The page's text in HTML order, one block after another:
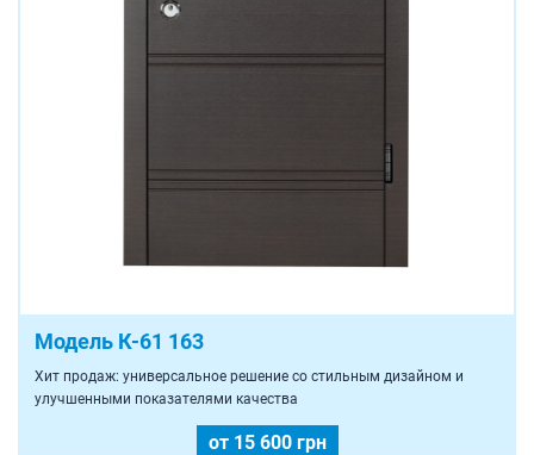
Модель К-61 163
Хит продаж: универсальное решение со стильным дизайном и
улучшенными показателями качества
от 15 600 грн